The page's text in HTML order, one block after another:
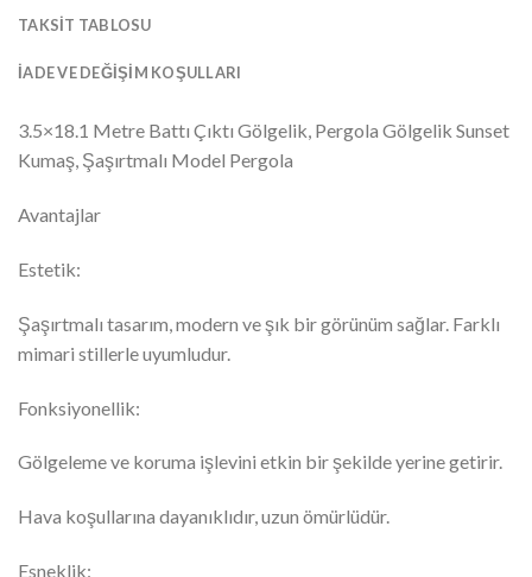
TAKSIT TABLOSU
İADE VE DEĞIŞIM KOŞULLARI
3.5×18.1 Metre Battı Çıktı Gölgelik, Pergola Gölgelik Sunset
Kumaş, Şaşırtmalı Model Pergola
Avantajlar
Estetik:
Şaşırtmalı tasarım, modern ve şık bir görünüm sağlar. Farklı
mimari stillerle uyumludur.
Fonksiyonellik:
Gölgeleme ve koruma işlevini etkin bir şekilde yerine getirir.
Hava koşullarına dayanıklıdır, uzun ömürlüdür.
Esneklik: